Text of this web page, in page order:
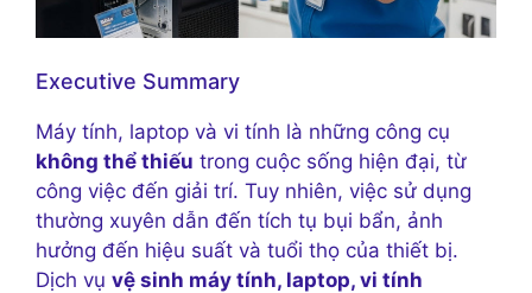
Executive Summary
Máy tính, laptop và vi tính là những công cụ
không thể thiếu trong cuộc sống hiện đại, từ
công việc đến giải trí. Tuy nhiên, việc sử dụng
thường xuyên dẫn đến tích tụ bụi bẩn, ảnh
hưởng đến hiệu suất và tuổi thọ của thiết bị.
Dịch vụ vệ sinh máy tính, laptop, vi tính